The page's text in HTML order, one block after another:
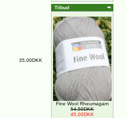
35,00DKK
Tilbud
Fine Wool Rheumagarn
54,50DKK
45,00DKK